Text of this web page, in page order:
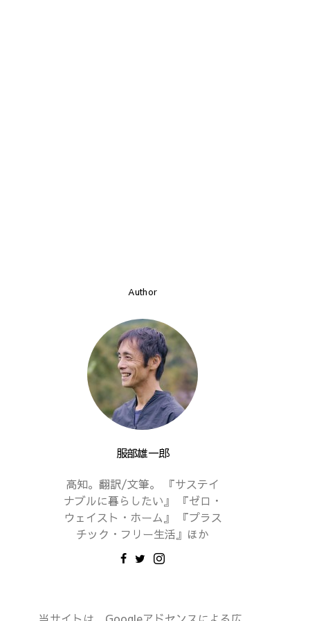
Author
服部雄一郎
高知。翻訳/文筆。 『サステイ
ナブルに暮らしたい』 『ゼロ・
ウェイスト・ホーム』 『プラス
チック・フリー生活』ほか